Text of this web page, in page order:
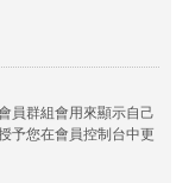
員群組會用來顯示自己
予您在會員控制台中更